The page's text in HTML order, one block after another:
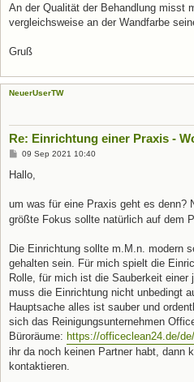
An der Qualität der Behandlung misst
vergleichsweise an der Wandfarbe
Gruß
NeuerUserTW
Re: Einrichtung einer Praxis -
B
i
a
09 Sep 2021 10:40
Hallo,
um was für eine Praxis geht es denn?
größte Fokus sollte natürlich auf dem
Die Einrichtung sollte m.M.n. modern
gehalten sein. Für mich spielt die
Rolle, für mich ist die Sauberkeit
muss die Einrichtung nicht unbedingt
Hauptsache alles ist sauber und
sich das Reinigungsunternehmen
Büroräume: https://officeclean24.de/
ihr da noch keinen Partner habt, dann
kontaktieren.